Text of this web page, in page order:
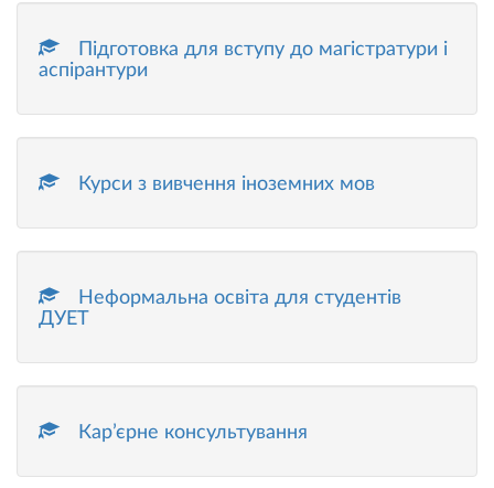
Підготовка для вступу до магістратури і
аспірантури
Курси з вивчення іноземних мов
Неформальна освіта для студентів
ДУЕТ
Кар’єрне консультування